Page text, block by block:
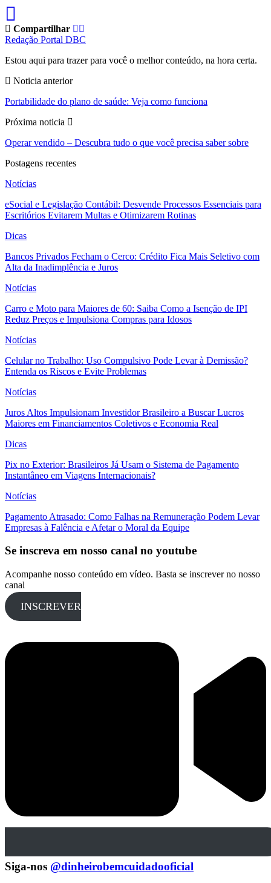
Compartilhar
Redação Portal DBC
Estou aqui para trazer para você o melhor conteúdo, na hora certa.
Noticia anterior
Portabilidade do plano de saúde: Veja como funciona
Próxima noticia
Operar vendido – Descubra tudo o que você precisa saber sobre
Postagens recentes
Notícias
eSocial e Legislação Contábil: Desvende Processos Essenciais para
Escritórios Evitarem Multas e Otimizarem Rotinas
Dicas
Bancos Privados Fecham o Cerco: Crédito Fica Mais Seletivo com
Alta da Inadimplência e Juros
Notícias
Carro e Moto para Maiores de 60: Saiba Como a Isenção de IPI
Reduz Preços e Impulsiona Compras para Idosos
Notícias
Celular no Trabalho: Uso Compulsivo Pode Levar à Demissão?
Entenda os Riscos e Evite Problemas
Notícias
Juros Altos Impulsionam Investidor Brasileiro a Buscar Lucros
Maiores em Financiamentos Coletivos e Economia Real
Dicas
Pix no Exterior: Brasileiros Já Usam o Sistema de Pagamento
Instantâneo em Viagens Internacionais?
Notícias
Pagamento Atrasado: Como Falhas na Remuneração Podem Levar
Empresas à Falência e Afetar o Moral da Equipe
Se inscreva em nosso canal no youtube
Acompanhe nosso conteúdo em vídeo. Basta se inscrever no nosso
canal
INSCREVER
Siga-nos @dinheirobemcuidadooficial